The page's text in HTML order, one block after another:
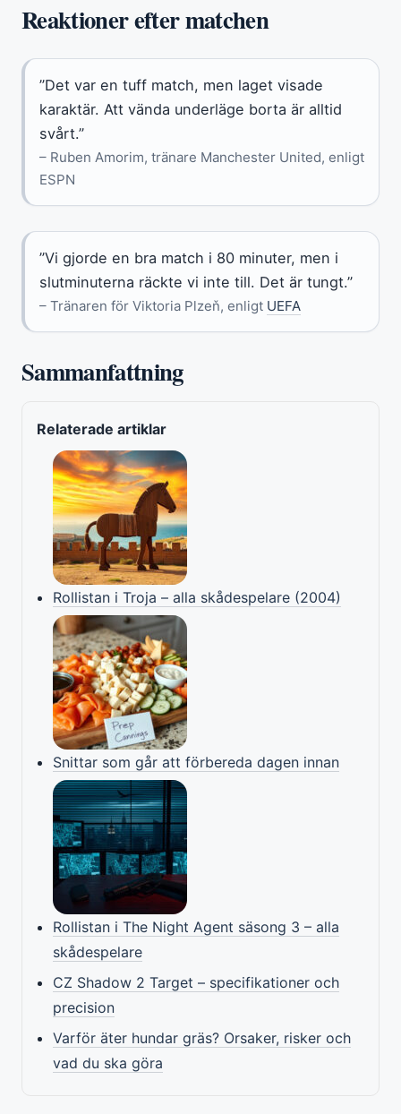
Reaktioner efter matchen
”Det var en tuff match, men laget visade
karaktär. Att vända underläge borta är alltid
svårt.”
– Ruben Amorim, tränare Manchester United, enligt
ESPN
”Vi gjorde en bra match i 80 minuter, men i
slutminuterna räckte vi inte till. Det är tungt.”
– Tränaren för Viktoria Plzeň, enligt UEFA
Sammanfattning
Relaterade artiklar
Rollistan i Troja – alla skådespelare (2004)
Snittar som går att förbereda dagen innan
Rollistan i The Night Agent säsong 3 – alla
skådespelare
CZ Shadow 2 Target – specifikationer och
precision
Varför äter hundar gräs? Orsaker, risker och
vad du ska göra